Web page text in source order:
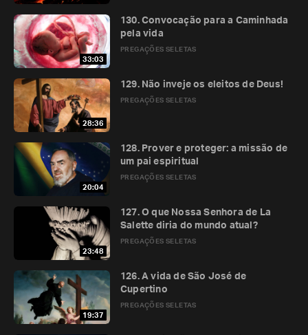
33:03
PREGAÇÕES SELETAS
130. Convocação para a Caminhada
pela vida
28:36
PREGAÇÕES SELETAS
129. Não inveje os eleitos de Deus!
20:04
PREGAÇÕES SELETAS
128. Prover e proteger: a missão de
um pai espiritual
23:48
PREGAÇÕES SELETAS
127. O que Nossa Senhora de La
Salette diria do mundo atual?
19:37
PREGAÇÕES SELETAS
126. A vida de São José de
Cupertino